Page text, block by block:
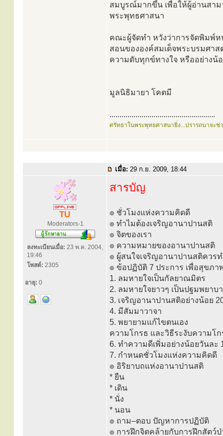
สมบูรณ์มากขึ้น เพื่อให้ผู้อ่านสาม
พระพุทธศาสนา
คณะผู้จัดทำ หวังว่าการจัดพิมพ์ห
สอนขององค์สมเด็จพระบรมศา
ความดับทุกข์ทางใจ หรืออย่างน้
มูลนิธิมายา โคตมี
.....................................................
ศรัทธาในพระพุทธศาสนายิ่ง...ปรารถนาจะ
เมื่อ: 29 ก.ย. 2009, 18:44
TU
Moderators-1
ลงทะเบียนเมื่อ: 23 พ.ค. 2004,
19:46
โพสต์: 2305
อายุ: 0
สารบัญ
๏ ชั่วโมงแห่งความคิดดี
๏ ทำไมต้องเจริญอานาปานสติ
๏ จิตของเรา
๏ ความหมายของอานาปานสติ
๏ ผู้สนใจเจริญอานาปานสติควรท
๏ ข้อปฏิบัติ 7 ประการ เพื่อสุขภา
1. ลมหายใจเป็นกัลยาณมิตร
2. ลมหายใจยาวๆ เป็นปฐมพยาบ
3. เจริญอานาปานสติอย่างน้อย
4. มีสัมมาวาจา
5. พยายามแก้ไขตนเอง
ความโกรธ และวิธีระงับความโก
6. ทำความดีเพิ่มอย่างน้อยวันละ
7. กำหนดชั่วโมงแห่งความคิดดี
๏ อิริยาบถแห่งอานาปานสติ
* ยืน
* เดิน
* นั่ง
* นอน
๏ ถาม–ตอบ ปัญหาการปฏิบัติ
๏ การฝึกจิตคล้ายกับการฝึกสัตว์ป่